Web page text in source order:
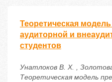
Теоретическая
аудиторной и
студентов
Унатлоков В. Х. ,
Теоретическая модель